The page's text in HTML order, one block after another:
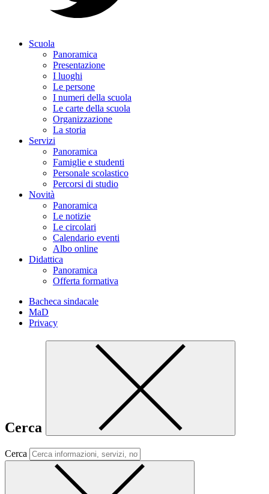
Scuola
Panoramica
Presentazione
I luoghi
Le persone
I numeri della scuola
Le carte della scuola
Organizzazione
La storia
Servizi
Panoramica
Famiglie e studenti
Personale scolastico
Percorsi di studio
Novità
Panoramica
Le notizie
Le circolari
Calendario eventi
Albo online
Didattica
Panoramica
Offerta formativa
Bacheca sindacale
MaD
Privacy
Cerca
Cerca